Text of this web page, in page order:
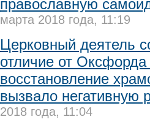
православную
марта 2018 года, 11:19
Церковный деятель
отличие от
восстановление
вызвало негативную
2018 года, 11:04